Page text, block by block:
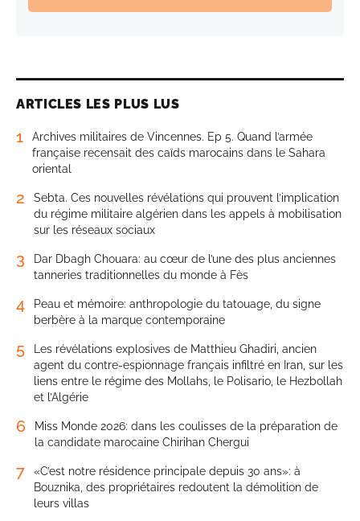
ARTICLES LES PLUS LUS
1
Archives militaires de Vincennes. Ep 5. Quand l’armée
française recensait des caïds marocains dans le Sahara
oriental
2
Sebta. Ces nouvelles révélations qui prouvent l’implication
du régime militaire algérien dans les appels à mobilisation
sur les réseaux sociaux
3
Dar Dbagh Chouara: au cœur de l’une des plus anciennes
tanneries traditionnelles du monde à Fès
4
Peau et mémoire: anthropologie du tatouage, du signe
berbère à la marque contemporaine
5
Les révélations explosives de Matthieu Ghadiri, ancien
agent du contre-espionnage français infiltré en Iran, sur les
liens entre le régime des Mollahs, le Polisario, le Hezbollah
et l’Algérie
6
Miss Monde 2026: dans les coulisses de la préparation de
la candidate marocaine Chirihan Chergui
7
«C’est notre résidence principale depuis 30 ans»: à
Bouznika, des propriétaires redoutent la démolition de
leurs villas